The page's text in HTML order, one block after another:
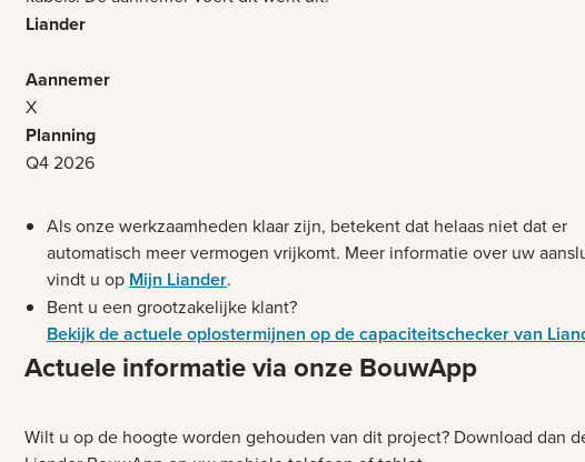
X
Q4 2026
Als onze werkzaamheden klaar zijn, betekent dat helaas niet dat er
automatisch meer vermogen vrijkomt. Meer informatie over uw
vindt u op Mijn Liander.
Bent u een grootzakelijke klant?
Bekijk de actuele oplostermijnen op de capaciteitschecker van
Actuele informatie via onze BouwApp
Wilt u op de hoogte worden gehouden van dit project? Download dan